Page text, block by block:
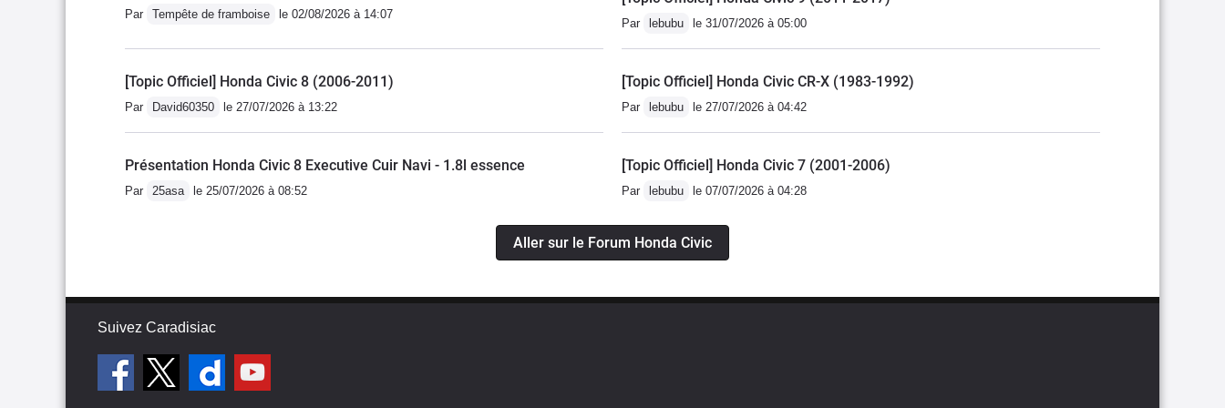
européen moyen, le couple n'est pas disponible avant 4500 tours et il faut jouer
de la boite, personnellement j'adore.Honda restant le premier motoriste au
monde cependant les pièces sont encore un peu cher si vous vous fournissez
ça peut vous assurer de garder un bloc en pleine santé jusqu’à 300 000 km
passé.Le freinage est un peu mou et la voiture assez basse d'origine avec des
plastiques vieillissent très bien, l’habitabilité arrière excellente pour un coupé (
identique à une compacte) et le coffre généreux, même si on ne peut ôter la
les joints fragiles et a tendance à prendre l'eau. La sono d'origine est mauvaise
et la changer est délicat ( format des hp en 16cm qui n'existe plus), ça reste
Par Tempête de framboise le 02/08/2026 à 14:07
Par lebubu le 31/07/2026 à 05:00
[Topic Officiel] Honda Civic 8 (2006-2011)
Par David60350 le 27/07/2026 à 13:22
[Topic Officiel] Honda Civic CR-X (1983-1992)
Par lebubu le 27/07/2026 à 04:42
Présentation Honda Civic 8 Executive Cuir Navi - 1.8l essence
Par 25asa le 25/07/2026 à 08:52
[Topic Officiel] Honda Civic 7 (2001-2006)
Par lebubu le 07/07/2026 à 04:28
Aller sur le Forum Honda Civic
Suivez Caradisiac